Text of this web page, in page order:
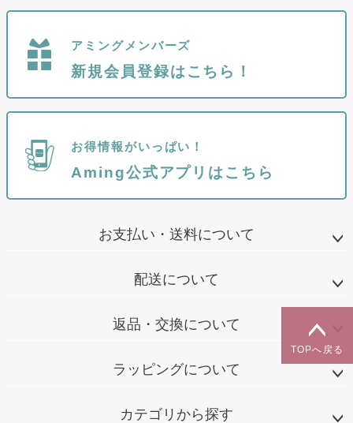
TOPへ戻る
アミングメンバーズ
新規会員登録はこちら！
お得情報がいっぱい！
Aming公式アプリはこちら
お支払い・送料について
配送について
返品・交換について
ラッピングについて
カテゴリから探す